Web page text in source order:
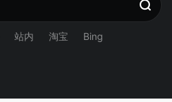
站内 淘宝 Bing